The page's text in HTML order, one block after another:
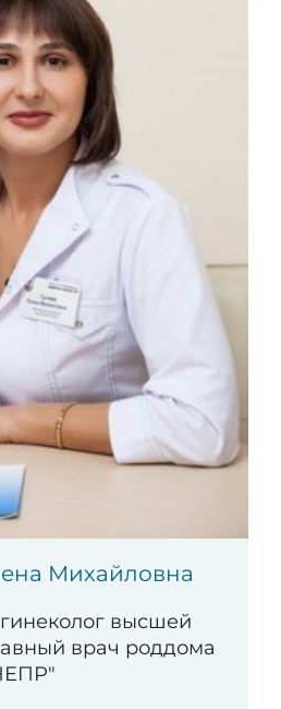
Михайловна
высшей
врач роддома